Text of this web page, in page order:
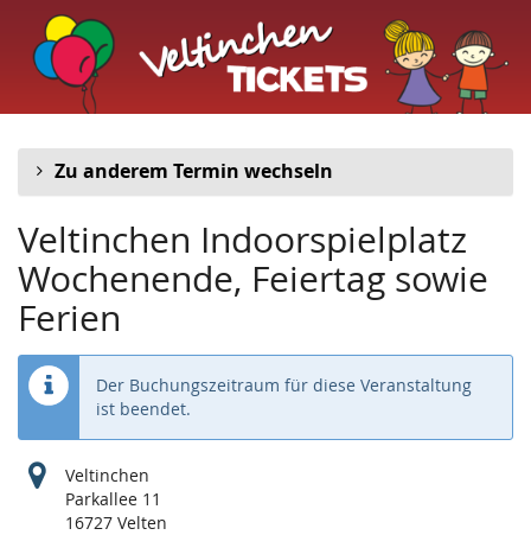
Zum
Haupt-
Inhalt
springen
Veltinchen
Indoorspielplatz
Zu anderem Termin wechseln
Veltinchen Indoorspielplatz
Wochenende, Feiertag sowie
Ferien
Der Buchungszeitraum für diese Veranstaltung
ist beendet.
Veltinchen
Parkallee 11
16727 Velten